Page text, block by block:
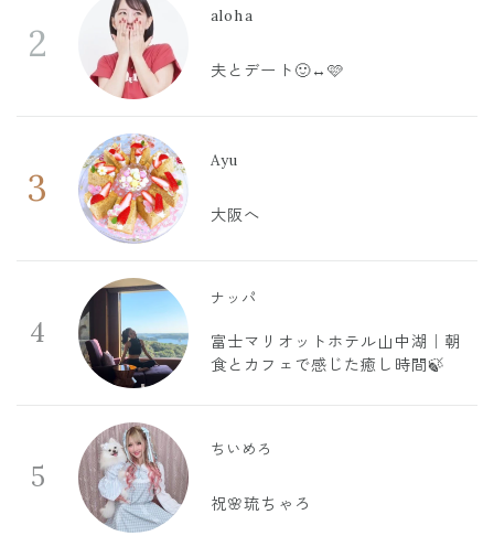
2
aloha
夫とデート🙂‍↔️🩷
3
Ayu
大阪へ
4
ナッパ
富士マリオットホテル山中湖｜朝
食とカフェで感じた癒し時間🍃
5
ちいめろ
祝🌸琉ちゃろ